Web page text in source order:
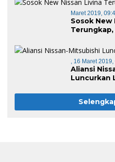
Maret 2019,
Sosok New
Terungkap,
, 16 Maret 2019,
Aliansi
Luncurkan